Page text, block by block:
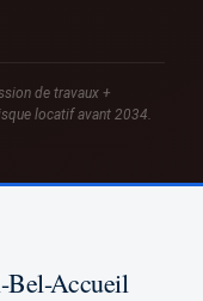
de travaux +
locatif avant 2034.
Bel-Accueil